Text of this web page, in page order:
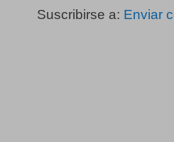
Suscribirse a: Enviar